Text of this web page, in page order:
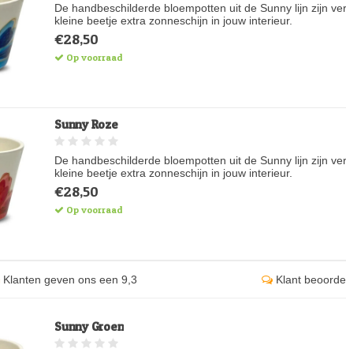
De handbeschilderde bloempotten uit de Sunny lijn zijn
kleine beetje extra zonneschijn in jouw interieur.
€28,50
Op voorraad
Sunny Roze
De handbeschilderde bloempotten uit de Sunny lijn zijn
kleine beetje extra zonneschijn in jouw interieur.
€28,50
Op voorraad
Klanten geven ons een 9,3 Klant
Sunny Groen